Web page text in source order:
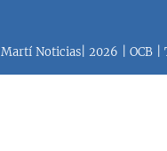
Martí Noticias| 2026 | OCB |